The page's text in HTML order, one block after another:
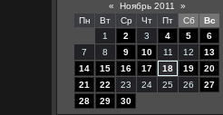
« Ноябрь 2011
»
Пн
Вт Ср Чт Пт Сб
Вс
1
2 3 4 5
6
7
8 9 10 11 12
13
14
15 16 17 18 19
20
21
22 23 24 25 26
27
28
29 30